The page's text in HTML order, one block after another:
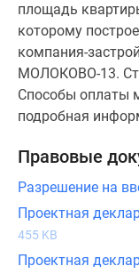
площадь
которому
компания-
МОЛОКОВО-13.
Способы оплаты
подробная
Правовые
Разрешение на
Проектная
455 KB
Проектная